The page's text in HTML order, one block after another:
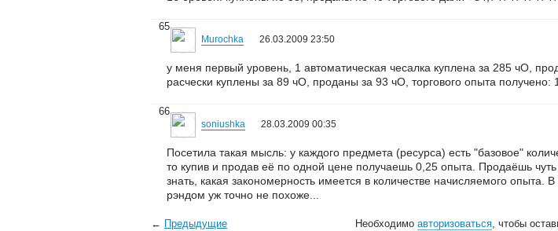
65
Murochka 26.03.2009 23:50
у меня первый уровень, 1 автоматическая чесалка куплена за 285 чО,
расчески куплены за 89 чО, проданы за 93 чО, торгового опыта получено:
66
soniushka 28.03.2009 00:35
Посетила такая мысль: у каждого предмета (ресурса) есть "базовое"
то купив и продав её по одной цене получаешь 0,25 опыта. Продаёшь
знать, какая закономерность имеется в количестве начисляемого опыта.
рэндом уж точно не похоже...
← Предыдущие Необходимоавторизоваться, чтобы